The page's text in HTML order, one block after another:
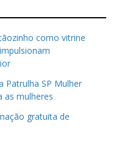
como vitrine
Patrulha SP Mulher
as mulheres
gratuita de